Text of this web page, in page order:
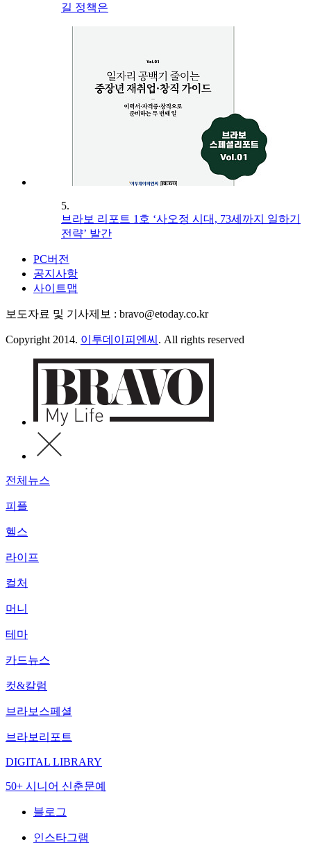
길 정책은
5.
브라보 리포트 1호 ‘사오정 시대, 73세까지 일하기
전략’ 발간
PC버전
공지사항
사이트맵
보도자료 및 기사제보 : bravo@etoday.co.kr
Copyright 2014. 이투데이피엔씨 . All rights reserved
전체뉴스
피플
헬스
라이프
컬처
머니
테마
카드뉴스
컷&칼럼
브라보스페셜
브라보리포트
DIGITAL LIBRARY
50+ 시니어 신춘문예
블로그
인스타그램